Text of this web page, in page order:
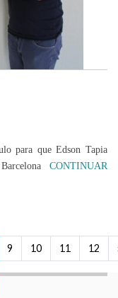
para que Edson Tapia
CONTINUAR
9 10 11 12